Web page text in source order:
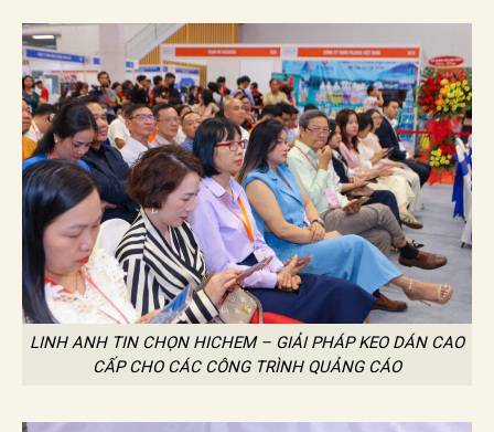
LINH ANH TIN CHỌN HICHEM – GIẢI PHÁP KEO DÁN CAO
CẤP CHO CÁC CÔNG TRÌNH QUẢNG CÁO